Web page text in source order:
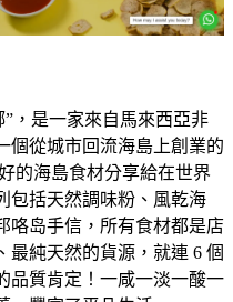
”，是一家來自馬來西亞非
個從城市回流海島上創業的
的海島食材分享給在世界
包括天然調味粉、風乾海
咯岛手信，所有食材都是店
最純天然的貨源，就連 6 個
品質肯定！一咸一淡一酸一